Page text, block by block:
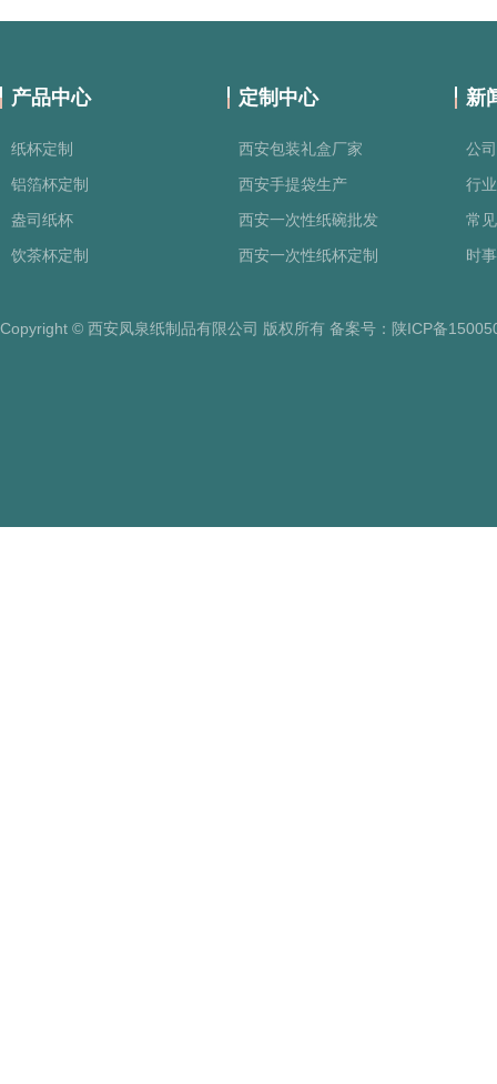
产品中心
纸杯定制
铝箔杯定制
盎司纸杯
饮茶杯定制
定制中心
西安包装礼盒厂家
西安手提袋生产
西安一次性纸碗批发
西安一次性纸杯定制
新
公
行
常
时
Copyright © 西安凤泉纸制品有限公司 版权所有 备案号： 陕ICP备